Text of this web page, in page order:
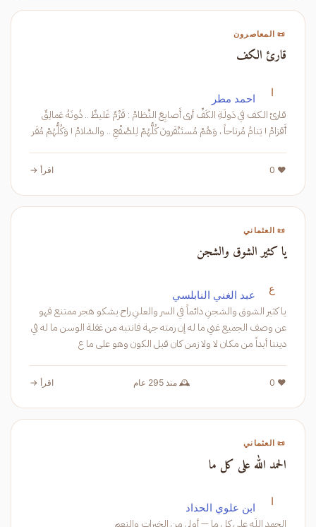
📜 المعاصرون
قارئ الكف
ا احمد مطر
قـارئ الـكـف في دَولَـةِ الكَفِّ أرى أَصابِعَ النِّـظامْ : قَـزْمٌ غَليظٌ .. دُونَهُ عَمالِقٌ
أَقـزامْ ! يَنامُ مُرتاحاً ، وَهُمْ مُستَنْفَرونَ كُلُّهُمْ لِلصَّـفْعِ .. والسَّلامْ ! وَكُلُّهُمْ مُقَـر
❤️ 0 اقرأ →
📜 العثماني
يا كثير الشوق والشجن
ع عبد الغني النابلسي
يا كثير الشوق والشجنِ دائماً في السر والعلنِ راح يشكو هجر ممتنع فهو
عن وصف الجميع غني ما له إن رمته جهة فانتبه من غفلة الوسن ما له في
ديننا أبداً من مكان لا ولا زمن كان قبل الكون وهو على ما ع
❤️ 0 🕰️ منذ 295 عام اقرأ →
📜 العثماني
الحمد الله على كل ما
ا ابن علوي الحداد
الحمد اللَه على كل ما — أولى من الخيرات والنعم